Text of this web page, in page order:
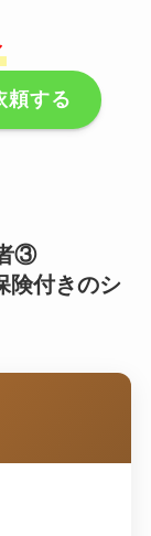
頼する
③
険付きのシ